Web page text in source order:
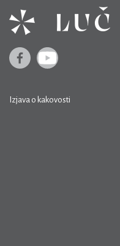
Izjava o kakovosti